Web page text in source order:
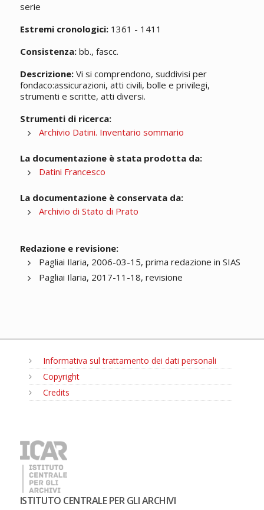
serie
Estremi cronologici:1361 - 1411
Consistenza:bb., fascc.
Descrizione:Vi si comprendono, suddivisi per
fondaco:assicurazioni, atti civili, bolle e privilegi,
strumenti e scritte, atti diversi.
Strumenti di ricerca:
Archivio Datini. Inventario sommario
La documentazione è stata prodotta da:
Datini Francesco
La documentazione è conservata da:
Archivio di Stato di Prato
Redazione e revisione:
Pagliai Ilaria, 2006-03-15, prima redazione in SIAS
Pagliai Ilaria, 2017-11-18, revisione
Informativa sul trattamento dei dati personali
Copyright
Credits
ISTITUTO CENTRALE PER GLI ARCHIVI